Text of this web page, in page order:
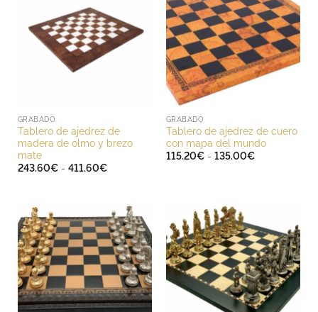
GRABADO
Tablero de ajedrez de
madera de olmo y brezo
mate
243.60€ - 411.60€Rango
243.60€
hasta
411.60€
GRABADO
Tablero de ajedrez de cuero
con mapa del mundo
115.20€ - 135.00€Rango